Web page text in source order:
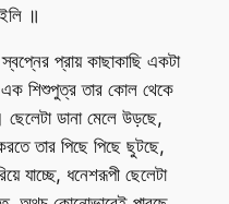
॥
প্রায় কাছাকাছি একটা
এক শিশুপুত্র তার কোল থেকে
ডানা মেলে উড়ছে,
তার পিছে পিছে ছুটছে,
যাচ্ছে, ধনেশরূপী ছেলেটা